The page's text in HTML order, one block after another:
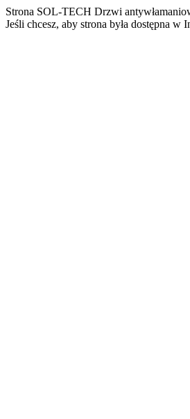
Strona SOL-TECH Drzwi
Jeśli chcesz, aby strona była dostępna